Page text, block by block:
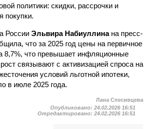
политики: скидки, рассрочки и
покупки.
России Эльвира Набиуллинана пресс-
что за 2025 год цены на первичное
8,7%, что превышает инфляционные
связывают с активизацией спроса на
условий льготной ипотеки,
в июле 2025 года.
Лана Спесивцева
Опубликовано: 24.02.2026 16:51
Отредактировано: 24.02.2026 16:51